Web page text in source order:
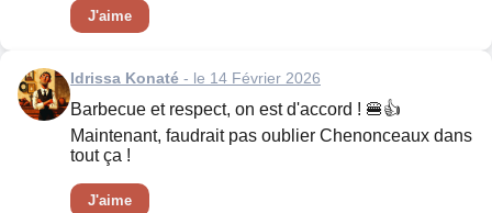
J'aime
Idrissa Konaté - le 14 Février 2026
Barbecue et respect, on est d'accord ! 🍔👍
Maintenant, faudrait pas oublier Chenonceaux dans
tout ça !
J'aime